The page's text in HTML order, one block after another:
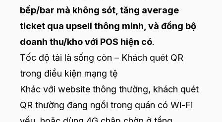
bếp/bar mà không sót, tăng average
ticket qua upsell thông minh, và đồng bộ
doanh thu/kho với POS hiện có.
Tốc độ tải là sống còn – Khách quét QR
trong điều kiện mạng tệ
Khác với website thông thường, khách quét
QR thường đang ngồi trong quán có Wi-Fi